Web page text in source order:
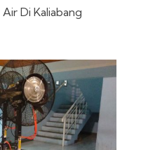
Di Kaliabang